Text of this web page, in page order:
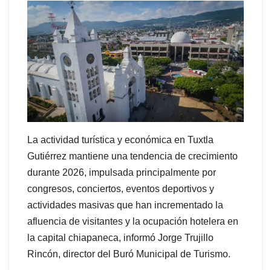
La actividad turística y económica en Tuxtla
Gutiérrez mantiene una tendencia de crecimiento
durante 2026, impulsada principalmente por
congresos, conciertos, eventos deportivos y
actividades masivas que han incrementado la
afluencia de visitantes y la ocupación hotelera en
la capital chiapaneca, informó Jorge Trujillo
Rincón, director del Buró Municipal de Turismo.